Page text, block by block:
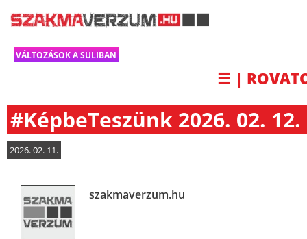
VÁLTOZÁSOK A SULIBAN
☰ |
#KépbeTeszünk 2026. 02. 12.
2026. 02. 11.
szakmaverzum.hu